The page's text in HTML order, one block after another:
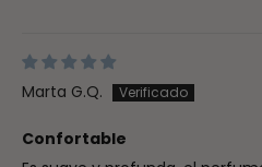
Marta G.Q.
Confortable